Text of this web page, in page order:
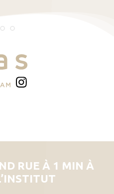
RUE À 1 MIN À